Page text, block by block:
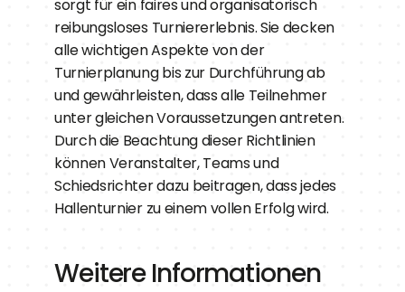
sorgt für ein faires und organisatorisch
reibungsloses Turniererlebnis. Sie decken
alle wichtigen Aspekte von der
Turnierplanung bis zur Durchführung ab
und gewährleisten, dass alle Teilnehmer
unter gleichen Voraussetzungen antreten.
Durch die Beachtung dieser Richtlinien
können Veranstalter, Teams und
Schiedsrichter dazu beitragen, dass jedes
Hallenturnier zu einem vollen Erfolg wird.
Weitere Informationen